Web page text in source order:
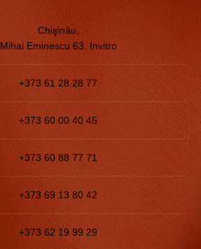
Chişinău,
Mihai Eminescu 63, Invitro
+373 61 28 28 77
+373 60 00 40 45
+373 60 88 77 71
+373 69 13 80 42
+373 62 19 99 29